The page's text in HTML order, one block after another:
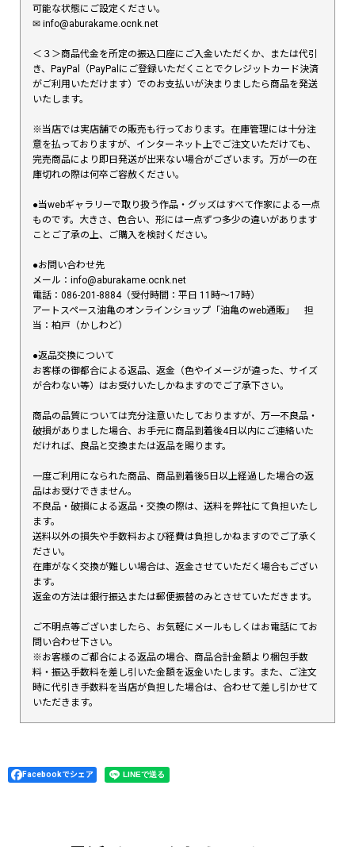
可能な状態にご設定ください。
✉︎ info@aburakame.ocnk.net
＜３＞商品代金を所定の振込口座にご入金いただくか、または代引
き、PayPal（PayPalにご登録いただくことでクレジットカード決済
がご利用いただけます）でのお支払いが決まりましたら商品を発送
いたします。
※当店では実店舗での販売も行っております。在庫管理には十分注
意を払っておりますが、インターネット上でご注文いただけても、
完売商品により即日発送が出来ない場合がございます。万が一の在
庫切れの際は何卒ご容赦ください。
●当webギャラリーで取り扱う作品・グッズはすべて作家による一点
ものです。大きさ、色合い、形には一点ずつ多少の違いがあります
ことご了承の上、ご購入を検討ください。
●お問い合わせ先
メール：info@aburakame.ocnk.net
電話：086-201-8884（受付時間：平日 11時〜17時）
アートスペース油亀のオンラインショップ「油亀のweb通販」 担
当：柏戸（かしわど）
●返品交換について
お客様の御都合による返品、返金（色やイメージが違った、サイズ
が合わない等）はお受けいたしかねますのでご了承下さい。
商品の品質については充分注意いたしておりますが、万一不良品・
破損がありました場合、お手元に商品到着後4日以内にご連絡いた
だければ、良品と交換または返品を賜ります。
一度ご利用になられた商品、商品到着後5日以上経過した場合の返
品はお受けできません。
不良品・破損による返品・交換の際は、送料を弊社にて負担いたし
ます。
送料以外の損失や手数料および経費は負担しかねますのでご了承く
ださい。
在庫がなく交換が難しい場合は、返金させていただく場合もござい
ます。
返金の方法は銀行振込または郵便振替のみとさせていただきます。
ご不明点等ございましたら、お気軽にメールもしくはお電話にてお
問い合わせ下さい。
※お客様のご都合による返品の場合、商品合計金額より梱包手数
料・振込手数料を差し引いた金額を返金いたします。また、ご注文
時に代引き手数料を当店が負担した場合は、合わせて差し引かせて
いただきます。
Facebookでシェア